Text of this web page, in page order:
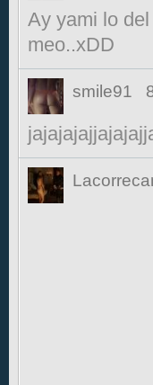
Ay yami lo
meo..xDD
smile91